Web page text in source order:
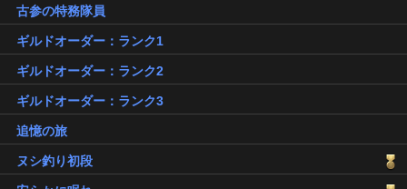
古参の特務隊員
ギルドオーダー：ランク1
ギルドオーダー：ランク2
ギルドオーダー：ランク3
追憶の旅
ヌシ釣り初段